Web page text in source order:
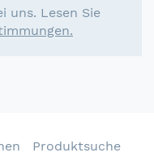
uns. Lesen Sie
Produktsuche